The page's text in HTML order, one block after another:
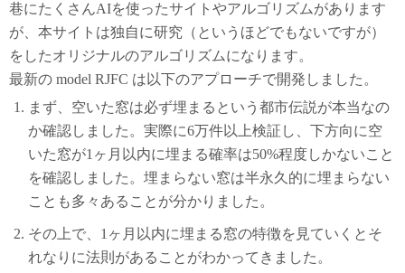
巷にたくさんAIを使ったサイトやアルゴリズムがあります
が、本サイトは独自に研究（というほどでもないですが）
をしたオリジナルのアルゴリズムになります。
最新の model RJFC は以下のアプローチで開発しました。
まず、空いた窓は必ず埋まるという都市伝説が本当なの
か確認しました。実際に6万件以上検証し、下方向に空
いた窓が1ヶ月以内に埋まる確率は50%程度しかないこと
を確認しました。埋まらない窓は半永久的に埋まらない
ことも多々あることが分かりました。
その上で、1ヶ月以内に埋まる窓の特徴を見ていくとそ
れなりに法則があることがわかってきました。